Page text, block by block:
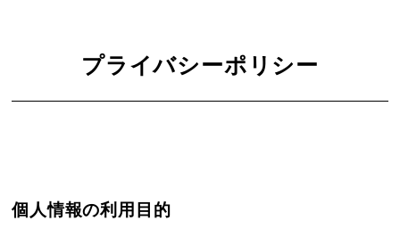
プライバシーポリシー
個人情報の利用目的